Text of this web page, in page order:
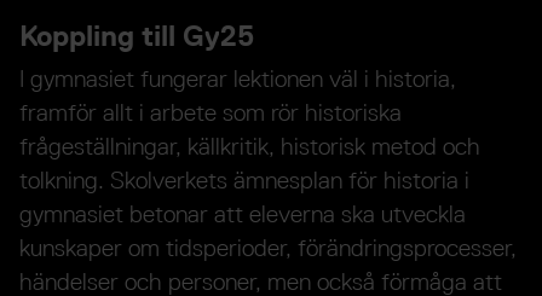
Koppling till Gy25
I gymnasiet fungerar lektionen väl i historia,
framför allt i arbete som rör historiska
frågeställningar, källkritik, historisk metod och
tolkning. Skolverkets ämnesplan för historia i
gymnasiet betonar att eleverna ska utveckla
kunskaper om tidsperioder, förändringsprocesser,
händelser och personer, men också förmåga att